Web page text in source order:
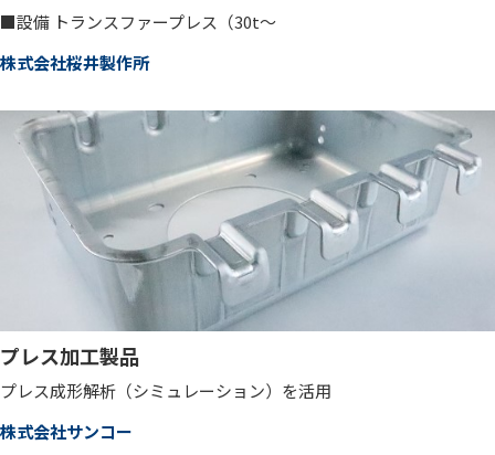
■設備 トランスファープレス（30t～
株式会社桜井製作所
プレス加工製品
プレス成形解析（シミュレーション）を活用
株式会社サンコー